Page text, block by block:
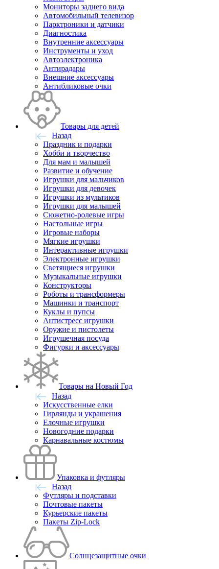
Мониторы заднего вида
Автомобильный телевизор
Парктроники и датчики
Диагностика
Внутренние аксессуары
Инструменты и уход
Автоэлектроника
Антирадары
Внешние аксессуары
Антибликовые очки
Товары для детей
Назад
Праздник и подарки
Хобби и творчество
Для мам и малышей
Развитие и обучение
Игрушки для мальчиков
Игрушки для девочек
Игрушки из мультиков
Игрушки для малышей
Сюжетно-ролевые игры
Настольные игры
Игровые наборы
Мягкие игрушки
Интерактивные игрушки
Электронные игрушки
Светящиеся игрушки
Музыкальные игрушки
Конструкторы
Роботы и трансформеры
Машинки и транспорт
Куклы и пупсы
Антистресс игрушки
Оружие и пистолеты
Игрушечная посуда
Фигурки и аксессуары
Товары на Новый Год
Назад
Искусственные елки
Гирлянды и украшения
Елочные игрушки
Новогодние подарки
Карнавальные костюмы
Упаковка и футляры
Назад
Футляры и подставки
Почтовые пакеты
Курьерские пакеты
Пакеты Zip-Lock
Солнцезащитные очки